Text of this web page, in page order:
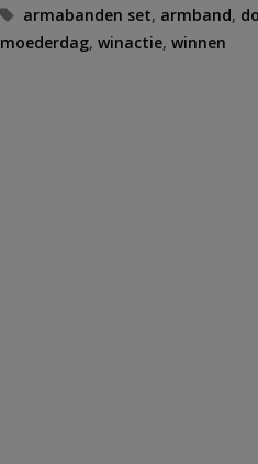
Tags
armabanden set, armband,
moederdag, winactie, winnen